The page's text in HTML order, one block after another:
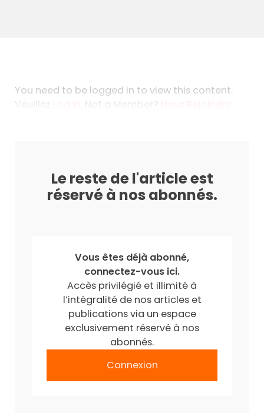
You need to be logged in to view this content.
Veuillez
. Not a Member?
Le reste de l'article est
réservé à nos abonnés.
Vous êtes déjà abonné,
connectez-vous ici.
Accès privilégié et illimité à
l’intégralité de nos articles et
publications via un espace
exclusivement réservé à nos
abonnés.
Connexion